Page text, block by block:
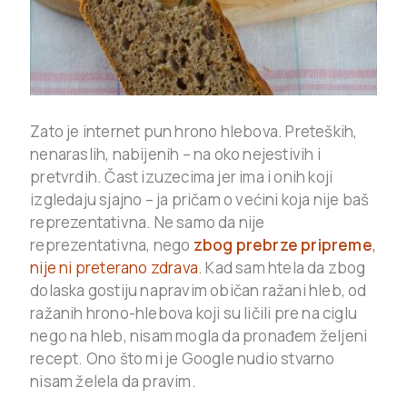
Zato je internet pun hrono hlebova. Preteških,
nenaraslih, nabijenih – na oko nejestivih i
pretvrdih. Čast izuzecima jer ima i onih koji
izgledaju sjajno – ja pričam o većini koja nije baš
reprezentativna. Ne samo da nije
reprezentativna, nego zbog prebrze pripreme,
nije ni preterano zdrava. Kad sam htela da zbog
dolaska gostiju napravim običan ražani hleb, od
ražanih hrono-hlebova koji su ličili pre na ciglu
nego na hleb, nisam mogla da pronađem željeni
recept. Ono što mi je Google nudio stvarno
nisam želela da pravim.